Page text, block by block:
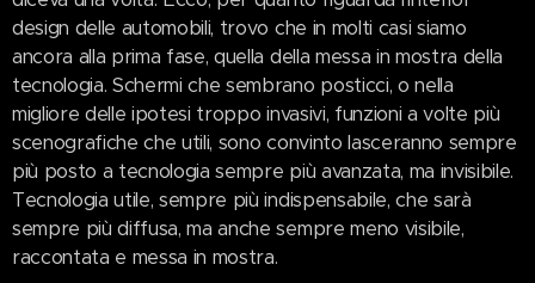
design delle automobili, trovo che in molti casi siamo
ancora alla prima fase, quella della messa in mostra della
tecnologia. Schermi che sembrano posticci, o nella
migliore delle ipotesi troppo invasivi, funzioni a volte più
scenografiche che utili, sono convinto lasceranno sempre
più posto a tecnologia sempre più avanzata, ma invisibile.
Tecnologia utile, sempre più indispensabile, che sarà
sempre più diffusa, ma anche sempre meno visibile,
raccontata e messa in mostra.